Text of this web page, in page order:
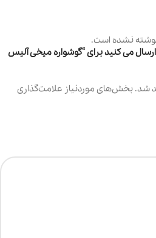
نشده است.
می کنید برای “گوشواره میخی آلیس
شد. بخش‌های موردنیاز علامت‌گذاری